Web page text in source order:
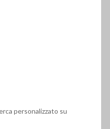
personalizzato su